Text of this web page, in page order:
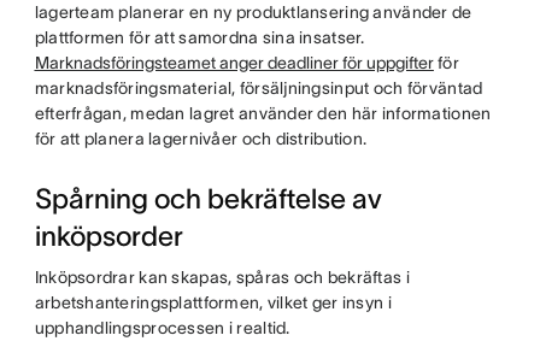
lagerteam planerar en ny produktlansering använder de
plattformen för att samordna sina insatser.
Marknadsföringsteamet anger deadliner för uppgifterför
marknadsföringsmaterial, försäljningsinput och förväntad
efterfrågan, medan lagret använder den här informationen
för att planera lagernivåer och distribution.
Spårning och bekräftelse av
inköpsorder
Inköpsordrar kan skapas, spåras och bekräftas i
arbetshanteringsplattformen, vilket ger insyn i
upphandlingsprocessen i realtid.